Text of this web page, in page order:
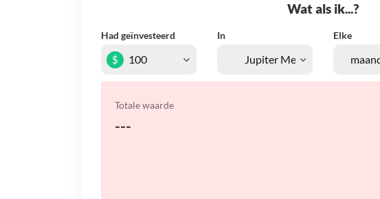
Wat als ik...?
Had geïnvesteerd In Elke
$
Totale waarde
---